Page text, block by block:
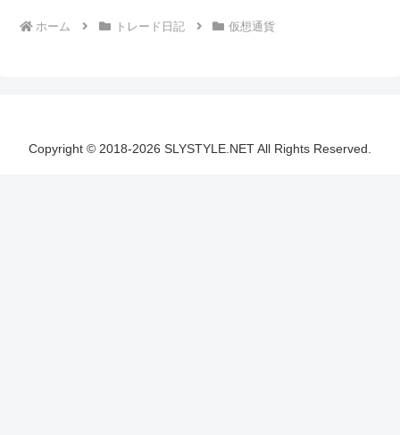
ホーム トレード日記 仮想通貨
Copyright © 2018-2026 SLYSTYLE.NET All Rights Reserved.